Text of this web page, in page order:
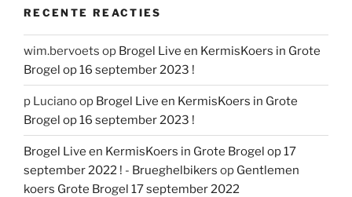
RECENTE REACTIES
wim.bervoets op Brogel Live en KermisKoers in Grote
Brogel op 16 september 2023 !
p Lucianoop Brogel Live en KermisKoers in Grote
Brogel op 16 september 2023 !
Brogel Live en KermisKoers in Grote Brogel op 17
september 2022 ! - Brueghelbikers op Gentlemen
koers Grote Brogel 17 september 2022